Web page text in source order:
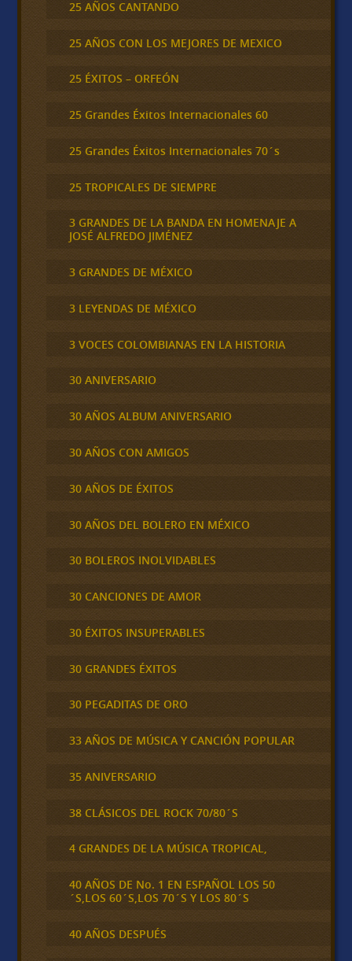
25 AÑOS CANTANDO
25 AÑOS CON LOS MEJORES DE MEXICO
25 ÉXITOS – ORFEÓN
25 Grandes Éxitos Internacionales 60
25 Grandes Éxitos Internacionales 70´s
25 TROPICALES DE SIEMPRE
3 GRANDES DE LA BANDA EN HOMENAJE A
JOSÉ ALFREDO JIMÉNEZ
3 GRANDES DE MÉXICO
3 LEYENDAS DE MÉXICO
3 VOCES COLOMBIANAS EN LA HISTORIA
30 ANIVERSARIO
30 AÑOS ALBUM ANIVERSARIO
30 AÑOS CON AMIGOS
30 AÑOS DE ÉXITOS
30 AÑOS DEL BOLERO EN MÉXICO
30 BOLEROS INOLVIDABLES
30 CANCIONES DE AMOR
30 ÉXITOS INSUPERABLES
30 GRANDES ÉXITOS
30 PEGADITAS DE ORO
33 AÑOS DE MÚSICA Y CANCIÓN POPULAR
35 ANIVERSARIO
38 CLÁSICOS DEL ROCK 70/80´S
4 GRANDES DE LA MÚSICA TROPICAL,
40 AÑOS DE No. 1 EN ESPAÑOL LOS 50
´S,LOS 60´S,LOS 70´S Y LOS 80´S
40 AÑOS DESPUÉS